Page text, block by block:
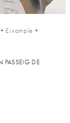
• Eixample •
DE